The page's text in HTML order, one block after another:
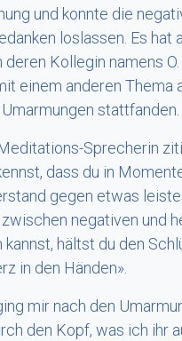
und konnte die
loslassen. Es hat
Kollegin namens
einem anderen Thema
stattfanden.
Sprecherin
dass du in
gegen etwas
negativen und
kannst, hältst du den
in den Händen».
mir nach den
den Kopf, was ich ihr